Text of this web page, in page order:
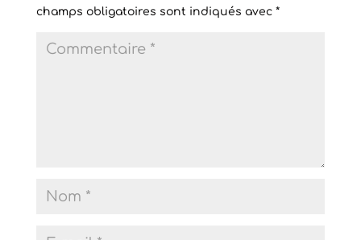
champs obligatoires sont indiqués avec *